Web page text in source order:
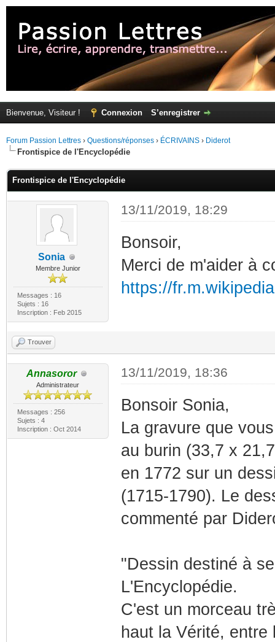
Bienvenue, Visiteur ! Connexion S’enregistrer
Forum Passion Lettres › Questions/réponses › ÉCRIVAINS › Diderot
Frontispice de l'Encyclopédie
Frontispice de l'Encyclopédie
Sonia
Membre Junior
Messages : 16
Sujets : 16
Inscription : Feb 2015
13/11/2019, 18:29
Bonsoir,
Merci de m'aider à
https://
Trouver
Annasoror
Administrateur
Messages : 256
Sujets : 4
Inscription : Oct 2014
13/11/2019, 18:36
Bonsoir Sonia,
La gravure que
au burin (33,7 x
en 1772 sur un
(1715-1790). Le
commenté par
"Dessin destiné à
L'Encyclopédie.
C'est un morceau
haut la Vérité,